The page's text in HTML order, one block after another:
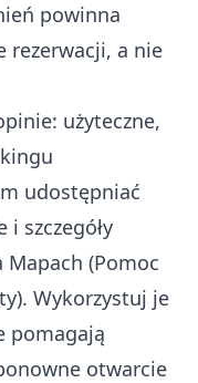
powinna
rezerwacji, a nie
użyteczne,
udostępniać
i szczegóły
Mapach (Pomoc
). Wykorzystuj je
pomagają
otwarcie